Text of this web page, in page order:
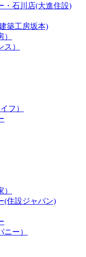
・石川店(大進住設)
築工房坂本)
）
フ）
(住設ジャパン)
ー）